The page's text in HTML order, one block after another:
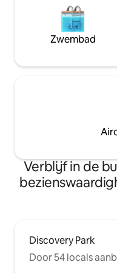
Zwembad
Verblijf in de
Discovery Park
Door 54 locals